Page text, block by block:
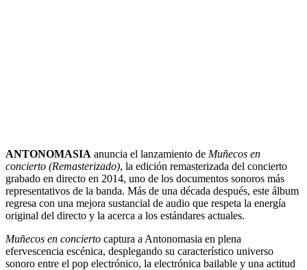
ANTONOMASIA anuncia el lanzamiento de Muñecos en
concierto (Remasterizado), la edición remasterizada del concierto
grabado en directo en 2014, uno de los documentos sonoros más
representativos de la banda. Más de una década después, este álbum
regresa con una mejora sustancial de audio que respeta la energía
original del directo y la acerca a los estándares actuales.
Muñecos en concierto captura a Antonomasia en plena
efervescencia escénica, desplegando su característico universo
sonoro entre el pop electrónico, la electrónica bailable y una actitud